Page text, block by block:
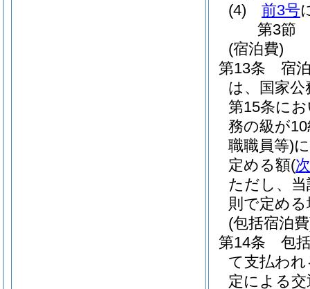
(4)
前3号
第3節
(宿泊費)
第13条
宿
は、国家
第15条に
務の級が
職職員等)
定める額(
ただし、
則で定め
(包括宿泊
第14条
包
て支払わ
定による